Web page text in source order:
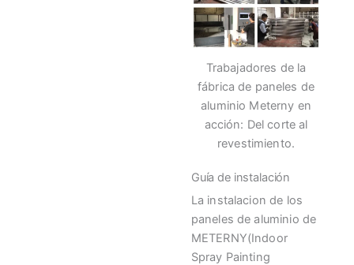
Trabajadores de la
fábrica de paneles de
aluminio Meterny en
acción: Del corte al
revestimiento.
Guía de instalación
La instalacion de los
paneles de aluminio de
METERNY(Indoor
Spray Painting